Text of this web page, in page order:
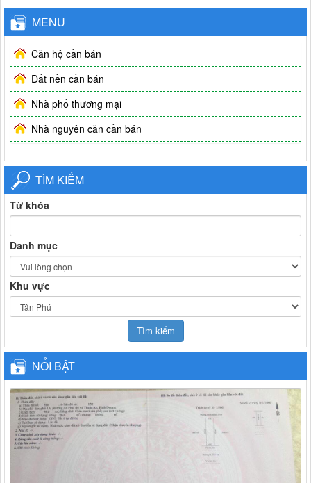
MENU
Căn hộ cần bán
Đất nền cần bán
Nhà phố thương mại
Nhà nguyên căn cần bán
TÌM KIẾM
Từ khóa
Danh mục
Khu vực
NỔI BẬT